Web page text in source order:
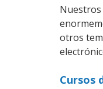
Nuestros
otros
Cursos